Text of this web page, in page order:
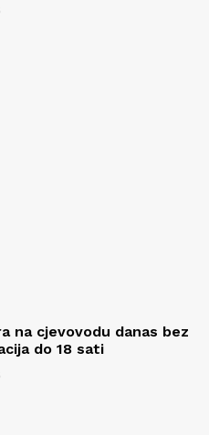
na cjevovodu danas bez
do 18 sati